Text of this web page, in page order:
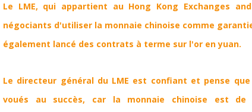
Le LME, qui appartient au Hong Kong Exchanges
négociants d'utiliser la monnaie chinoise comme
également lancé des contrats à terme sur l'or en yuan.
Le directeur général du LME est confiant et pense
voués au succès, car la monnaie chinoise est